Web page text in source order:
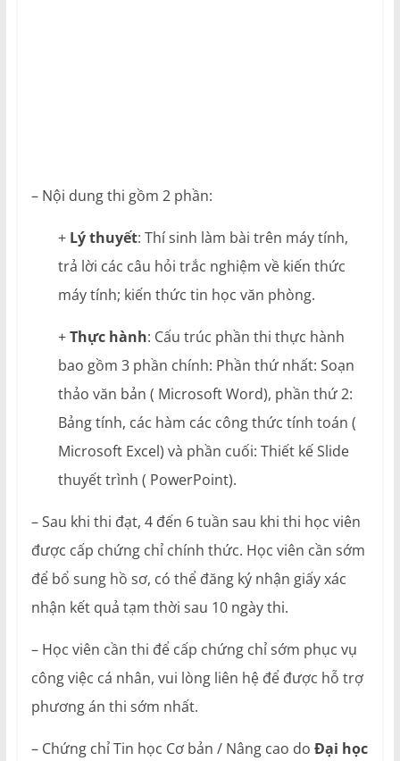
– Nội dung thi gồm 2 phần:
+ Lý thuyết: Thí sinh làm bài trên máy tính,
trả lời các câu hỏi trắc nghiệm về kiến thức
máy tính; kiến thức tin học văn phòng.
+Thực hành: Cấu trúc phần thi thực hành
bao gồm 3 phần chính: Phần thứ nhất: Soạn
thảo văn bản ( Microsoft Word), phần thứ 2:
Bảng tính, các hàm các công thức tính toán (
Microsoft Excel) và phần cuối: Thiết kế Slide
thuyết trình ( PowerPoint).
– Sau khi thi đạt, 4 đến 6 tuần sau khi thi học viên
được cấp chứng chỉ chính thức. Học viên cần sớm
để bổ sung hồ sơ, có thể đăng ký nhận giấy xác
nhận kết quả tạm thời sau 10 ngày thi.
– Học viên cần thi để cấp chứng chỉ sớm phục vụ
công việc cá nhân, vui lòng liên hệ để được hỗ trợ
phương án thi sớm nhất.
– Chứng chỉ Tin học Cơ bản / Nâng cao do Đại học